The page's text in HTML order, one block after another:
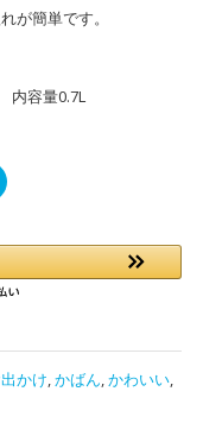
が簡単です。
容量0.7L
かけ,かばん,かわいい,